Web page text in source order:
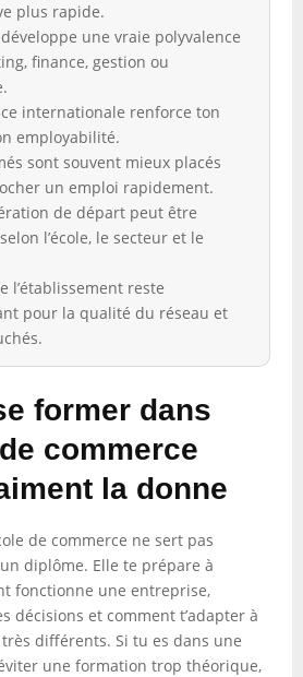
plus rapide.
une vraie polyvalence
finance, gestion ou
internationale renforce ton
employabilité.
sont souvent mieux placés
un emploi rapidement.
de départ peut être
l’école, le secteur et le
l’établissement reste
pour la qualité du réseau et
former dans
commerce
la donne
de commerce ne sert pas
diplôme. Elle te prépare à
fonctionne une entreprise,
décisions et comment t’adapter à
différents. Si tu es dans une
une formation trop théorique,